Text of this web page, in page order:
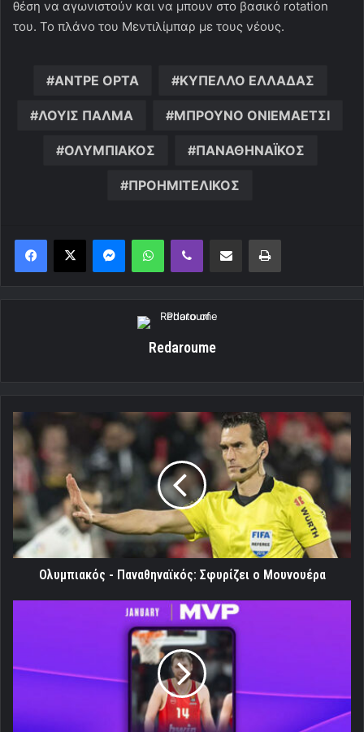
θέση να αγωνιστούν και να μπουν στο βασικό rotation
του. Το πλάνο του Μεντιλίμπαρ με τους νέους.
ΑΝΤΡΕ ΟΡΤΑ ΚΥΠΕΛΛΟ ΕΛΛΑΔΑΣ
ΛΟΥΙΣ ΠΑΛΜΑ ΜΠΡΟΥΝΟ ΟΝΙΕΜΑΕΤΣΙ
ΟΛΥΜΠΙΑΚΟΣ ΠΑΝΑΘΗΝΑΪΚΟΣ
ΠΡΟΗΜΙΤΕΛΙΚΟΣ
MessengerWhatsAppViber Κοινοποίηση μέσω ηλεκτρονικού ταχυδρομείουΕκτύπωση
Redaroume
Ολυμπιακός
-
Παναθηναϊκός:
Σφυρίζει
ο
Μουνουέρα
Ολυμπιακός - Παναθηναϊκός: Σφυρίζει ο Μουνουέρα